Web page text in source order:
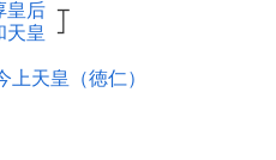
皇后 ┬
天皇 ┘
上天皇（徳仁）